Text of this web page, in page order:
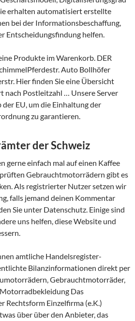
erhalten automatisiert erstellte
bei der Informationsbeschaffung,
Entscheidungsfindung helfen.
Produkte im Warenkorb. DER
Auto Bollhöfer
Hier finden Sie eine Übersicht
nach Postleitzahl … Unsere Server
EU, um die Einhaltung der
zu garantieren.
der Schweiz
gerne einfach mal auf einen Kaffee
Gebrauchtmotorrädern gibt es
Als registrierter Nutzer setzen wir
falls jemand deinen Kommentar
Sie unter Datenschutz. Einige sind
uns helfen, diese Website und
amtliche Handels­register­
Bilanz­informationen direkt per
Gebrauchtmotorräder,
Das
Rechtsform Einzelfirma (e.K.)
über über den Anbieter, das